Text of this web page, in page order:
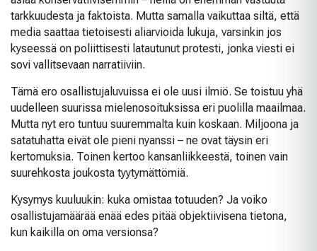
tarkkuudesta ja faktoista. Mutta samalla vaikuttaa siltä, että
media saattaa tietoisesti aliarvioida lukuja, varsinkin jos
kyseessä on poliittisesti latautunut protesti, jonka viesti ei
sovi vallitsevaan narratiiviin.
Tämä ero osallistujaluvuissa ei ole uusi ilmiö. Se toistuu yhä
uudelleen suurissa mielenosoituksissa eri puolilla maailmaa.
Mutta nyt ero tuntuu suuremmalta kuin koskaan. Miljoona ja
satatuhatta eivät ole pieni nyanssi – ne ovat täysin eri
kertomuksia. Toinen kertoo kansanliikkeestä, toinen vain
suurehkosta joukosta tyytymättömiä.
Kysymys kuuluukin: kuka omistaa totuuden? Ja voiko
osallistujamäärää enää edes pitää objektiivisena tietona,
kun kaikilla on oma versionsa?